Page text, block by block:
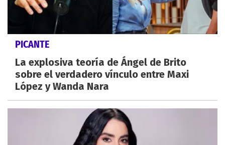
PICANTE
La explosiva teoría de Ángel de Brito
sobre el verdadero vínculo entre Maxi
López y Wanda Nara